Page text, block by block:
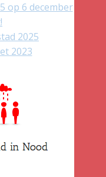
op 6 december
2025
2023